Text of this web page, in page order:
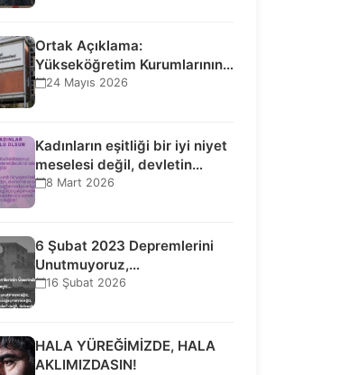
Ortak Açıklama:
Yükseköğretim Kurumlarının
Toplumsal İşlevi Kurucularının
24 Mayıs 2026
Kadınların eşitliği bir iyi niyet
meselesi değil, devletin
uluslararası insan…
8 Mart 2026
6 Şubat 2023 Depremlerini
Unutmuyoruz,
Vazgeçmiyoruz, Hesap
16 Şubat 2026
HALA YÜREĞİMİZDE, HALA
AKLIMIZDASIN!